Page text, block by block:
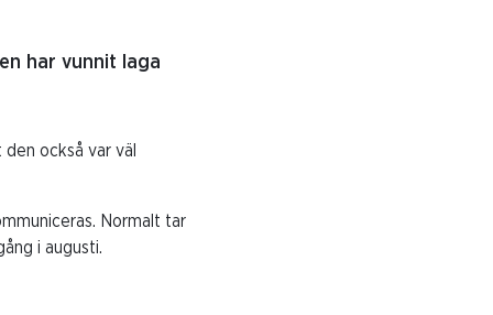
har vunnit laga
också var väl
Normalt tar
i augusti.